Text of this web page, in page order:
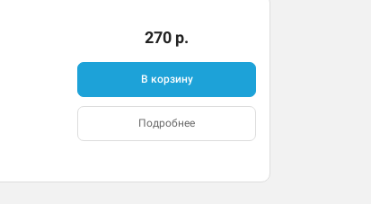
270 р.
В корзину
Подробнее